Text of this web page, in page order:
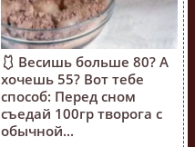
🩱 Весишь больше 80? А
хочешь 55? Вот тебе
способ: Перед сном
съедай 100гр творога с
обычной...